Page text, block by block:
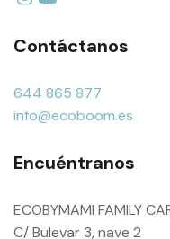
Contáctanos
644 865 877
info@ecoboom.es
Encuéntranos
ECOBYMAMI FAMILY
C/ Bulevar 3, nave 2